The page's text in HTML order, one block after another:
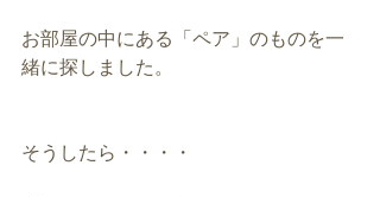
お部屋の中にある「ペア」のものを一
緒に探しました。
そうしたら・・・・